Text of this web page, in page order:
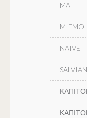
MAT
MIEMO
NAIVE